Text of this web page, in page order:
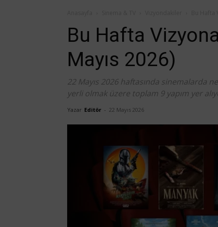
Bu Hafta
Mayıs 2026)
22 Mayıs 2026 haftasında sinemalarda
yerli olmak üzere toplam 9 yapım yer
Yazar Editör - 22 Mayıs 2026